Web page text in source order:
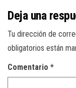
Deja una
Tu dirección de
obligatorios están
Comentario *